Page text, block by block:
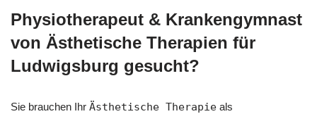
Physiotherapeut & Krankengymnast
von Ästhetische Therapien für
Ludwigsburg gesucht?
Sie brauchen Ihr Ästhetische Therapie als